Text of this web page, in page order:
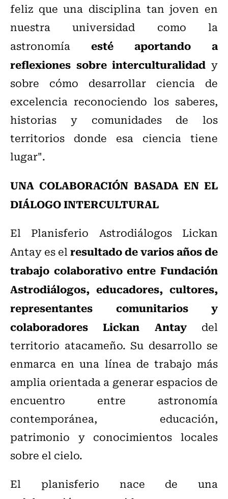
feliz que una disciplina tan joven en
nuestra universidad como la
astronomía esté aportando a
reflexiones sobre interculturalidad y
sobre cómo desarrollar ciencia de
excelencia reconociendo los saberes,
historias y comunidades de los
territorios donde esa ciencia tiene
lugar".
UNA COLABORACIÓN BASADA EN EL
DIÁLOGO INTERCULTURAL
El Planisferio Astrodiálogos Lickan
Antay es elresultado de varios años de
trabajo colaborativo entre Fundación
Astrodiálogos, educadores, cultores,
representantes comunitarios y
colaboradores Lickan Antaydel
territorio atacameño. Su desarrollo se
enmarca en una línea de trabajo más
amplia orientada a generar espacios de
encuentro entre astronomía
contemporánea, educación,
patrimonio y conocimientos locales
sobre el cielo.
El planisferio nace de una